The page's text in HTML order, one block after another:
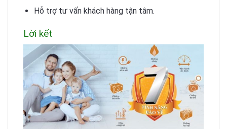
Hỗ trợ tư vấn khách hàng tận tâm.
Lời kết